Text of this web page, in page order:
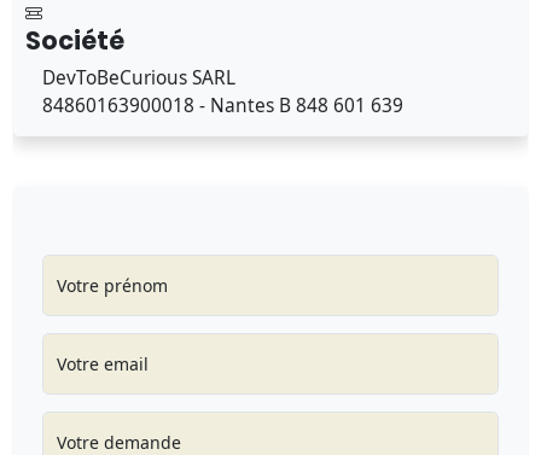
Société
DevToBeCurious SARL
84860163900018 - Nantes B 848 601 639
Votre prénom
Votre email
Votre demande